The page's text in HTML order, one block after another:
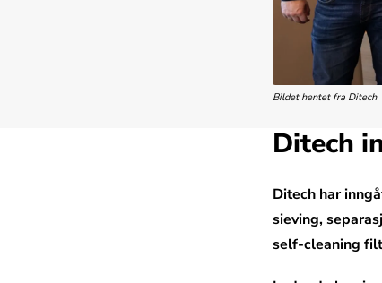
Bildet hentet fra Ditech
Ditech
Ditech har
sieving,
self-cleaning